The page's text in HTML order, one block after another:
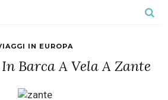
IN EUROPA
Barca A Vela A Zante